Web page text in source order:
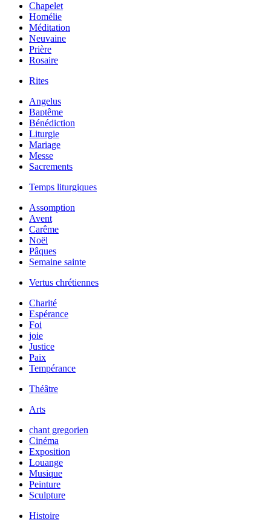
Chapelet
Homélie
Méditation
Neuvaine
Prière
Rosaire
Rites
Angelus
Baptême
Bénédiction
Liturgie
Mariage
Messe
Sacrements
Temps liturgiques
Assomption
Avent
Carême
Noël
Pâques
Semaine sainte
Vertus chrétiennes
Charité
Espérance
Foi
joie
Justice
Paix
Tempérance
Théâtre
Arts
chant gregorien
Cinéma
Exposition
Louange
Musique
Peinture
Sculpture
Histoire